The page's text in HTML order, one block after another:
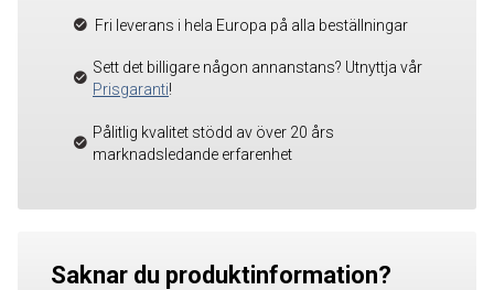
Fri leverans i hela Europa på alla beställningar
Sett det billigare någon annanstans? Utnyttja vår
Prisgaranti!
Pålitlig kvalitet stödd av över 20 års
marknadsledande erfarenhet
Saknar du produktinformation?